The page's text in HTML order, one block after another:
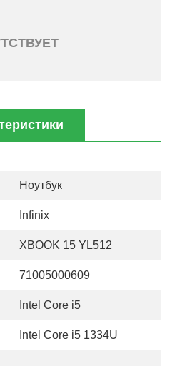
Ноутбук
Infinix
XBOOK 15 YL512
71005000609
Intel Core i5
Intel Core i5 1334U